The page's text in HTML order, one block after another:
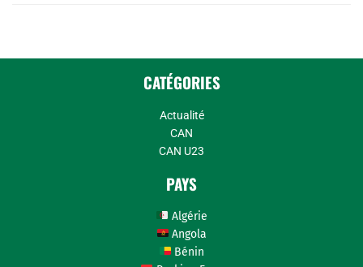
CATÉGORIES
Actualité
CAN
CAN U23
PAYS
Algérie
Angola
Bénin